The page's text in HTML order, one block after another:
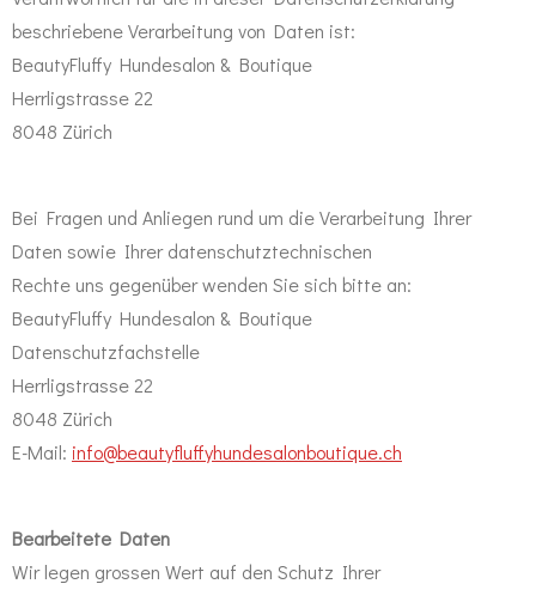
beschriebene Verarbeitung von Daten ist:
BeautyFluffy Hundesalon & Boutique
Herrligstrasse 22
8048 Zürich
Bei Fragen und Anliegen rund um die Verarbeitung Ihrer
Daten sowie Ihrer datenschutztechnischen
Rechte uns gegenüber wenden Sie sich bitte an:
BeautyFluffy Hundesalon & Boutique
Datenschutzfachstelle
Herrligstrasse 22
8048 Zürich
E-Mail: info@beautyfluffyhundesalonboutique.ch
Bearbeitete Daten
Wir legen grossen Wert auf den Schutz Ihrer